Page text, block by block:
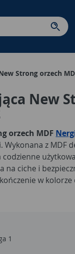
do strony
Strong orzech
New
orzech MDF
Wykonana z MDF
na ciche i
w kolorze
wpisuje
1